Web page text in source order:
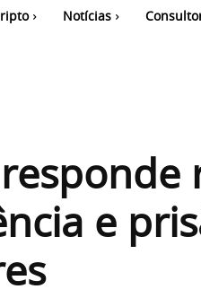
Notícias
e